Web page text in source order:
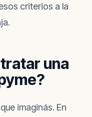
criterios a la
una
imaginás. En